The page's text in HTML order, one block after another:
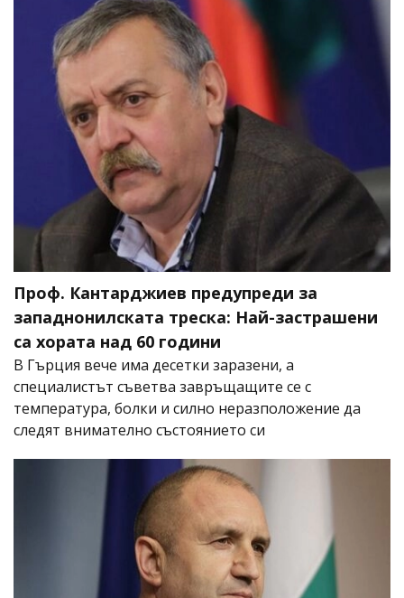
Проф. Кантарджиев предупреди за
западнонилската треска: Най-застрашени
са хората над 60 години
В Гърция вече има десетки заразени, а
специалистът съветва завръщащите се с
температура, болки и силно неразположение да
следят внимателно състоянието си